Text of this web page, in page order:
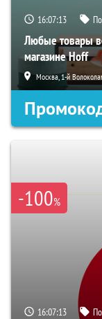
16:07:12
Любые товары
магазине Hoff
Москва, 1-й
-100%
16:07:12